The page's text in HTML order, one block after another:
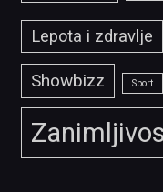
Lepota i zdravlje
Showbizz Sport